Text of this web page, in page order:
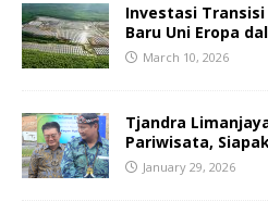
Investasi Transisi
Baru Uni Eropa
March 10, 2026
Tjandra
Pariwisata,
January 29, 2026